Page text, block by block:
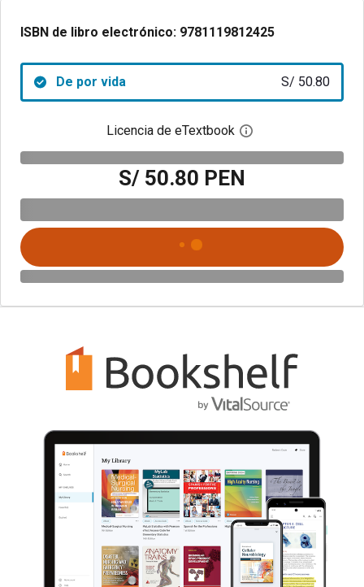
ISBN de libro electrónico: 9781119812425
De por vida S/ 50.80
Licencia de eTextbook Abre el cuadro de
S/ 50.80 PEN